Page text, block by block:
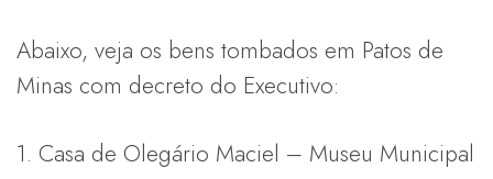
Abaixo, veja os bens tombados em Patos de
Minas com decreto do Executivo:
1. Casa de Olegário Maciel – Museu Municipal